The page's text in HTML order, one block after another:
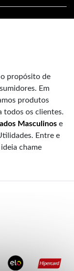
propósito de
Em
produtos
todos os clientes.
Masculinos e
Entre e
chame